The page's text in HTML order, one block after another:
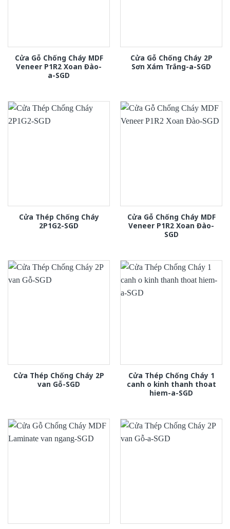
Cửa Gỗ Chống Cháy MDF
Veneer P1R2 Xoan Đào-
a-SGD
Cửa Gỗ Chống Cháy 2P
Sơn Xám Trắng-a-SGD
Cửa Thép Chống Cháy
2P1G2-SGD
Cửa Gỗ Chống Cháy MDF
Veneer P1R2 Xoan Đào-
SGD
Cửa Thép Chống Cháy 2P
van Gỗ-SGD
Cửa Thép Chống Cháy 1
canh o kinh thanh thoat
hiem-a-SGD